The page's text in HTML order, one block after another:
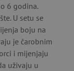
6 godina.
U setu se
boju na
je čarobnim
i mijenjaju
uživaju u